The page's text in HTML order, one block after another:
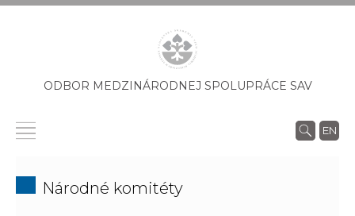
ODBOR MEDZINÁRODNEJ SPOLUPRÁCE SAV
EN
Národné komitéty